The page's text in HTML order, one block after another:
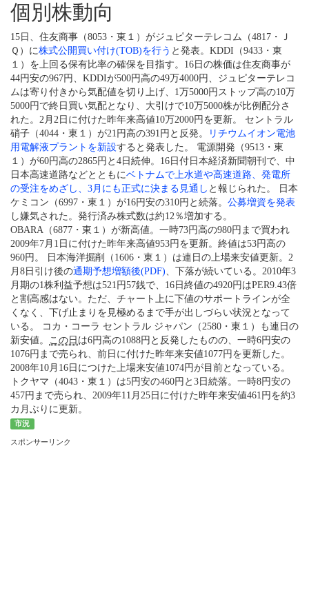
個別株動向
15日、 住友商事 （8053・東１）がジュピターテレコム （4817・Ｊ
Ｑ）に株式公開買い付け(TOB)を行う と発表。 KDDI （9433・東
１）を上回る保有比率の確保を目指す。16日の株価は住友商事が
44円安の967円、KDDIが500円高の49万4000円、ジュピターテレコ
ムは寄り付きから気配値を切り上げ、1万5000円ストップ高の10万
5000円で終日買い気配となり、大引けで10万5000株が比例配分さ
れた。2月2日に付けた昨年来高値10万2000円を更新。 セントラル
硝子 （4044・東１）が21円高の391円と反発。
リチウムイオン電池
用電解液プラントを新設すると発表した。 電源開発 （9513・東
１）が60円高の2865円と4日続伸。16日付日本経済新聞朝刊で、 中
日本高速道路などとともにベトナムで上水道や高速道路、発電所
の受注をめざし、3月にも正式に決まる見通し と報じられた。
日本
ケミコン （6997・東１）が16円安の310円と続落。 公募増資を発表
し嫌気された。発行済み株式数は約12％増加する。
OBARA （6877・東１）が新高値。一時73円高の980円まで買われ
2009年7月1日に付けた昨年来高値953円を更新。終値は53円高の
960円。
日本海洋掘削
（1606・東１）は連日の上場来安値更新。2
月8日引け後の通期予想増額後(PDF)、下落が続いている。2010年3
月期の1株利益予想は521円57銭で、16日終値の4920円はPER9.43倍
と割高感はない。ただ、チャート上に下値のサポートラインが全
くなく、下げ止まりを見極めるまで手が出しづらい状況となって
いる。
コカ・コーラ セントラル ジャパン （2580・東１）も連日の
新安値。 この日 は6円高の1088円と反発したものの、一時6円安の
1076円まで売られ、前日に付けた昨年来安値1077円を更新した。
2008年10月16日につけた上場来安値1074円が目前となっている。
トクヤマ （4043・東１）は5円安の460円と3日続落。一時8円安の
457円まで売られ、2009年11月25日に付けた昨年来安値461円を約3
カ月ぶりに更新。
市況
スポンサーリンク